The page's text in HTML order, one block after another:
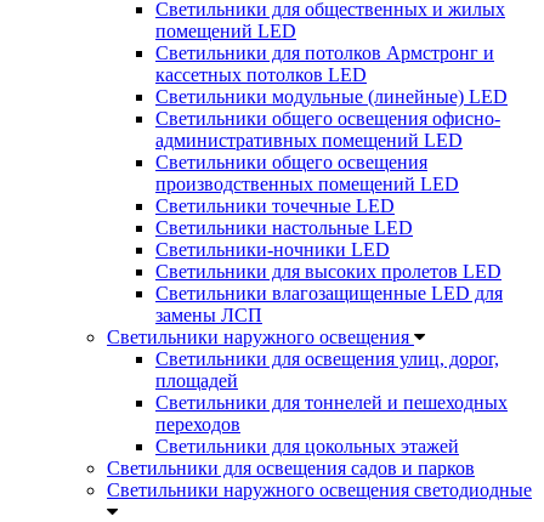
Светильники для общественных и жилых
помещений LED
Светильники для потолков Армстронг и
кассетных потолков LED
Светильники модульные (линейные) LED
Светильники общего освещения офисно-
административных помещений LED
Светильники общего освещения
производственных помещений LED
Светильники точечные LED
Светильники настольные LED
Светильники-ночники LED
Светильники для высоких пролетов LED
Светильники влагозащищенные LED для
замены ЛСП
Светильники наружного освещения
Светильники для освещения улиц, дорог,
площадей
Светильники для тоннелей и пешеходных
переходов
Светильники для цокольных этажей
Светильники для освещения садов и парков
Светильники наружного освещения светодиодные